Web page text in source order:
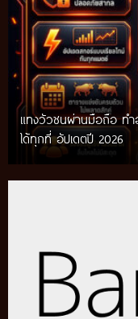
แทงวัวชนผ่านมือถือ ทำอ
ได้ทุกที่ อัปเดตปี 2026